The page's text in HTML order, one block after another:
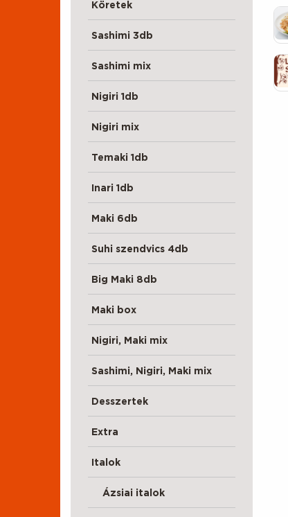
Köretek
Sashimi 3db
Sashimi mix
Nigiri 1db
Nigiri mix
Temaki 1db
Inari 1db
Maki 6db
Suhi szendvics 4db
Big Maki 8db
Maki box
Nigiri, Maki mix
Sashimi, Nigiri, Maki mix
Desszertek
Extra
Italok
Ázsiai italok